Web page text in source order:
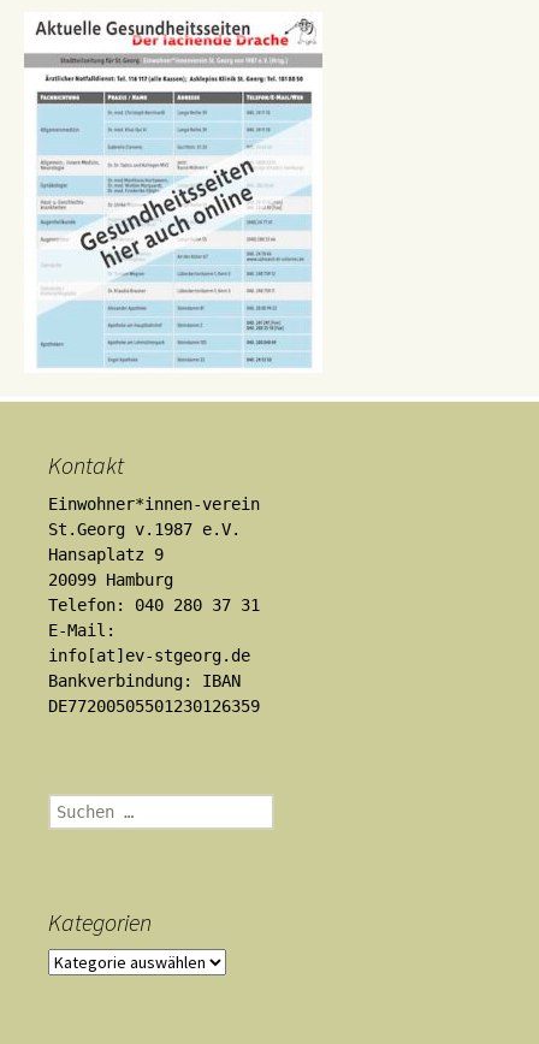
Kontakt
Einwohner*innen-verein
St.Georg v.1987 e.V.
Hansaplatz 9
20099 Hamburg
Telefon: 040 280 37 31
E-Mail:
info[at]ev-stgeorg.de
Bankverbindung: IBAN
DE77200505501230126359
Suchen
nach:
Kategorien
Kategorien